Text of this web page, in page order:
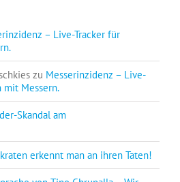
– Live-Tracker für
zu Messerinzidenz – Live-
mit Messern.
Skandal am
erkennt man an ihren Taten!